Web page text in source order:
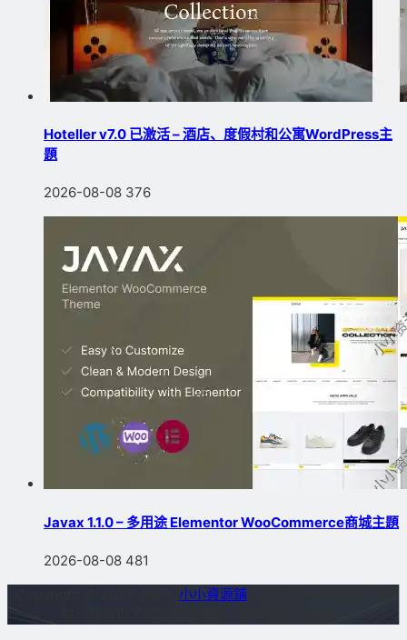
Hoteller v7.0 已激活 – 酒店、度假村和公寓WordPress主
題
2026-08-08 376
Javax 1.1.0 – 多用途 Elementor WooCommerce商城主題
2026-08-08 481
小小資源鋪